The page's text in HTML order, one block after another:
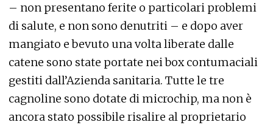
– non presentano ferite o particolari problemi
di salute, e non sono denutriti – e dopo aver
mangiato e bevuto una volta liberate dalle
catene sono state portate nei box contumaciali
gestiti dall’Azienda sanitaria. Tutte le tre
cagnoline sono dotate di microchip, ma non è
ancora stato possibile risalire al proprietario